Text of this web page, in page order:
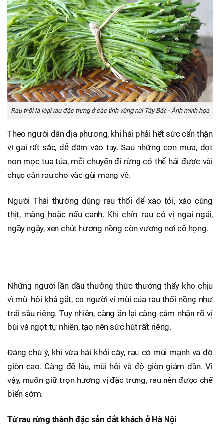
Rau thối là loại rau đặc trưng ở các tỉnh vùng núi Tây Bắc - Ảnh minh họa
Theo người dân địa phương, khi hái phải hết sức cẩn thận
vì gai rất sắc, dễ đâm vào tay. Sau những cơn mưa, đọt
non mọc tua tủa, mỗi chuyến đi rừng có thể hái được vài
chục cân rau cho vào gùi mang về.
Người Thái thường dùng rau thối để xào tỏi, xào cùng
thịt, măng hoặc nấu canh. Khi chín, rau có vị ngai ngái,
ngầy ngậy, xen chút hương nồng còn vương nơi cổ họng.
Những người lần đầu thưởng thức thường thấy khó chịu
vì mùi hôi khá gắt, có người ví mùi của rau thối nồng như
trái sầu riêng. Tuy nhiên, càng ăn lại càng cảm nhận rõ vị
bùi và ngọt tự nhiên, tạo nên sức hút rất riêng.
Đáng chú ý, khi vừa hái khỏi cây, rau có mùi mạnh và độ
giòn cao. Càng để lâu, mùi hôi và độ giòn giảm dần. Vì
vậy, muốn giữ trọn hương vị đặc trưng, rau nên được chế
biến sớm.
Từ rau rừng thành đặc sản đắt khách ở Hà Nội